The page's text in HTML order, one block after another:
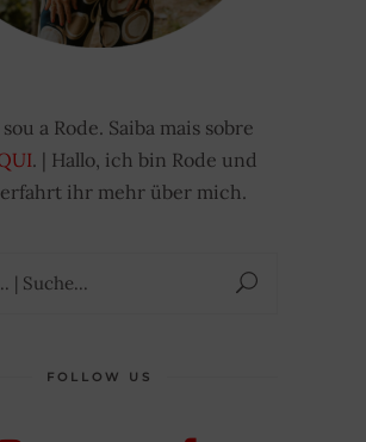
a Rode. Saiba mais sobre
. | Hallo, ich bin Rode und
erfahrt ihr mehr über mich.
FOLLOW US